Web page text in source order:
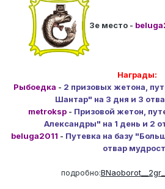
3е место -
Награды:
Рыбоедка - 2 призовых жетона,
Шантар" на 3 дня и 3
metroksp- Призовой жетон,
Александры" на 1 день и 2
beluga2011 - Путевка на базу
отвар
подробно: